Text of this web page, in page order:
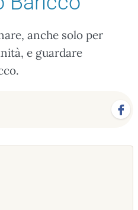
anche solo per
e guardare